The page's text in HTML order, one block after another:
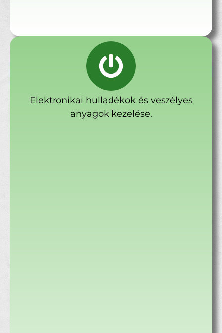
Elektronikai hulladékok és veszélyes
anyagok kezelése.